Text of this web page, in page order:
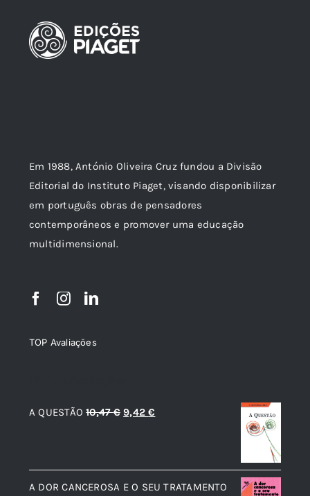
Em 1988, António Oliveira Cruz fundou a Divisão
Editorial do Instituto Piaget, visando disponibilizar
em português obras de pensadores
contemporâneos e promover uma educação
multidimensional.
TOP Avaliações
A QUESTÃO 10,47€ O
era:
10,47 €.
9,42€
é:
9,42 €.
A DOR CANCEROSA E O SEU TRATAMENTO